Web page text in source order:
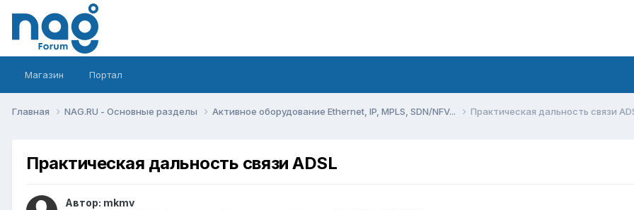
Магазин Портал
Главная NAG.RU - Основные разделы Активное оборудование Ethernet, IP, MPLS, SDN/NFV... Практическая дальность связи
Практическая дальность связи ADSL
Автор: mkmv